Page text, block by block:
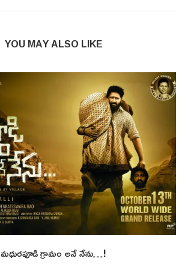
YOU MAY ALSO LIKE
మధురపూడి గ్రామం అనే నేను…!